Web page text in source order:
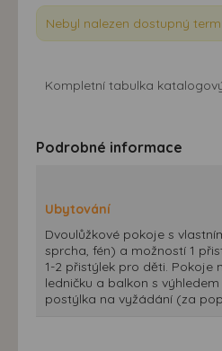
Nebyl nalezen dostupný
Kompletní tabulka
Podrobné informace
Ubytování
Dvoulůžkové pokoje s
sprcha, fén) a možností 1
1-2 přistýlek pro děti. Pokoje
ledničku a balkon s
postýlka na vyžádání (za